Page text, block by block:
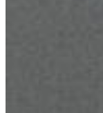
Congratulations!
"Polysaccharide